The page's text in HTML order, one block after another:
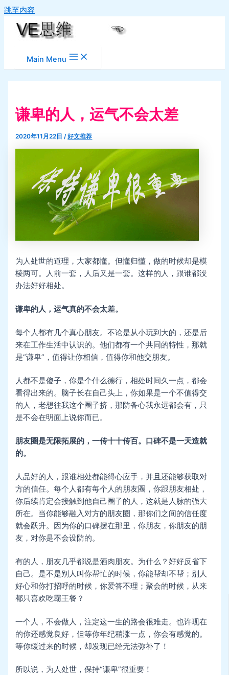
跳至内容
Main Menu
谦卑的人，运气不会太差
2020年11月22日/好文推荐
为人处世的道理，大家都懂。但懂归懂，做的时候却是模
棱两可。人前一套，人后又是一套。这样的人，跟谁都没
办法好好相处。
谦卑的人，运气真的不会太差。
每个人都有几个真心朋友。不论是从小玩到大的，还是后
来在工作生活中认识的。他们都有一个共同的特性，那就
是“谦卑”，值得让你相信，值得你和他交朋友。
人都不是傻子，你是个什么德行，相处时间久一点，都会
看得出来的。脑子长在自己头上，你如果是一个不值得交
的人，老想往我这个圈子挤，那防备心我永远都会有，只
是不会在明面上说你而已。
朋友圈是无限拓展的，一传十十传百。口碑不是一天造就
的。
人品好的人，跟谁相处都能得心应手，并且还能够获取对
方的信任。每个人都有每个人的朋友圈，你跟朋友相处，
你后续肯定会接触到他自己圈子的人，这就是人脉的强大
所在。当你能够融入对方的朋友圈，那你们之间的信任度
就会跃升。因为你的口碑摆在那里，你朋友，你朋友的朋
友，对你是不会设防的。
有的人，朋友几乎都说是酒肉朋友。为什么？好好反省下
自己。是不是别人叫你帮忙的时候，你能帮却不帮；别人
好心和你打招呼的时候，你爱答不理；聚会的时候，从来
都只喜欢吃霸王餐？
一个人，不会做人，注定这一生的路会很难走。也许现在
的你还感觉良好，但等你年纪稍涨一点，你会有感觉的。
等你缓过来的时候，却发现已经无法弥补了！
所以说，为人处世，保持“谦卑”很重要！